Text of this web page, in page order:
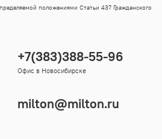
+7(383)388-55-96
Офис в Новосибирске
milton@milton.ru
положениями Статьи 437 Гражданского